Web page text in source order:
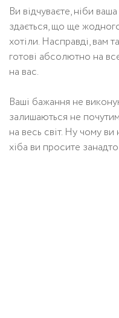
Ви відчуваєте, ніби
здається, що ще
хотіли. Насправді, вам
готові абсолютно на
на вас.
Ваші бажання не
залишаються не
на весь світ. Ну чому
хіба ви просите